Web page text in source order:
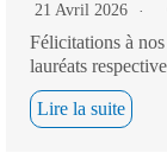
21 Avril 2026
Félicitations à
lauréats
Lire la suite